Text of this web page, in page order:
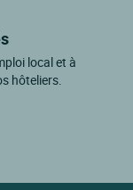
local et à
hôteliers.